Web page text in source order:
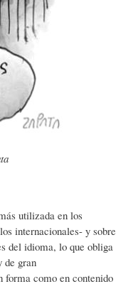
utilizada en los
internacionales- y sobre
del idioma, lo que obliga
de gran
forma como en contenido